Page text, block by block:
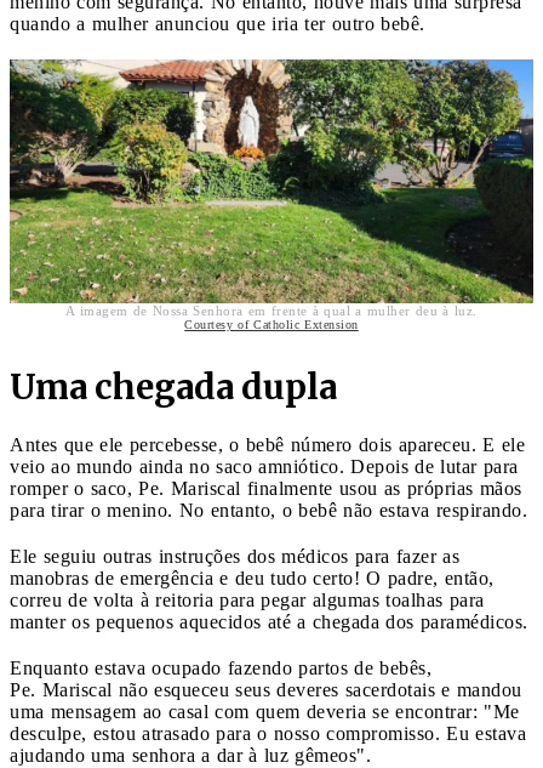
quando a mulher anunciou que iria ter outro bebê.
A imagem de Nossa Senhora em frente à qual a mulher deu à luz.
Courtesy of Catholic Extension
Uma chegada dupla
Antes que ele percebesse, o bebê número dois apareceu. E ele
veio ao mundo ainda no saco amniótico. Depois de lutar para
romper o saco, Pe. Mariscal finalmente usou as próprias mãos
para tirar o menino. No entanto, o bebê não estava respirando.
Ele seguiu outras instruções dos médicos para fazer as
manobras de emergência e deu tudo certo! O padre, então,
correu de volta à reitoria para pegar algumas toalhas para
manter os pequenos aquecidos até a chegada dos paramédicos.
Enquanto estava ocupado fazendo partos de bebês,
Pe. Mariscal não esqueceu seus deveres sacerdotais e mandou
uma mensagem ao casal com quem deveria se encontrar: "Me
desculpe, estou atrasado para o nosso compromisso. Eu estava
ajudando uma senhora a dar à luz gêmeos".